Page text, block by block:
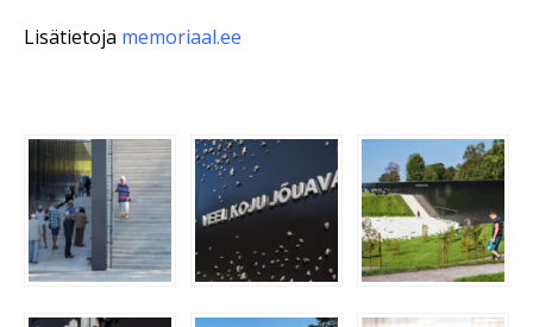
Lisätietoja memoriaal.ee